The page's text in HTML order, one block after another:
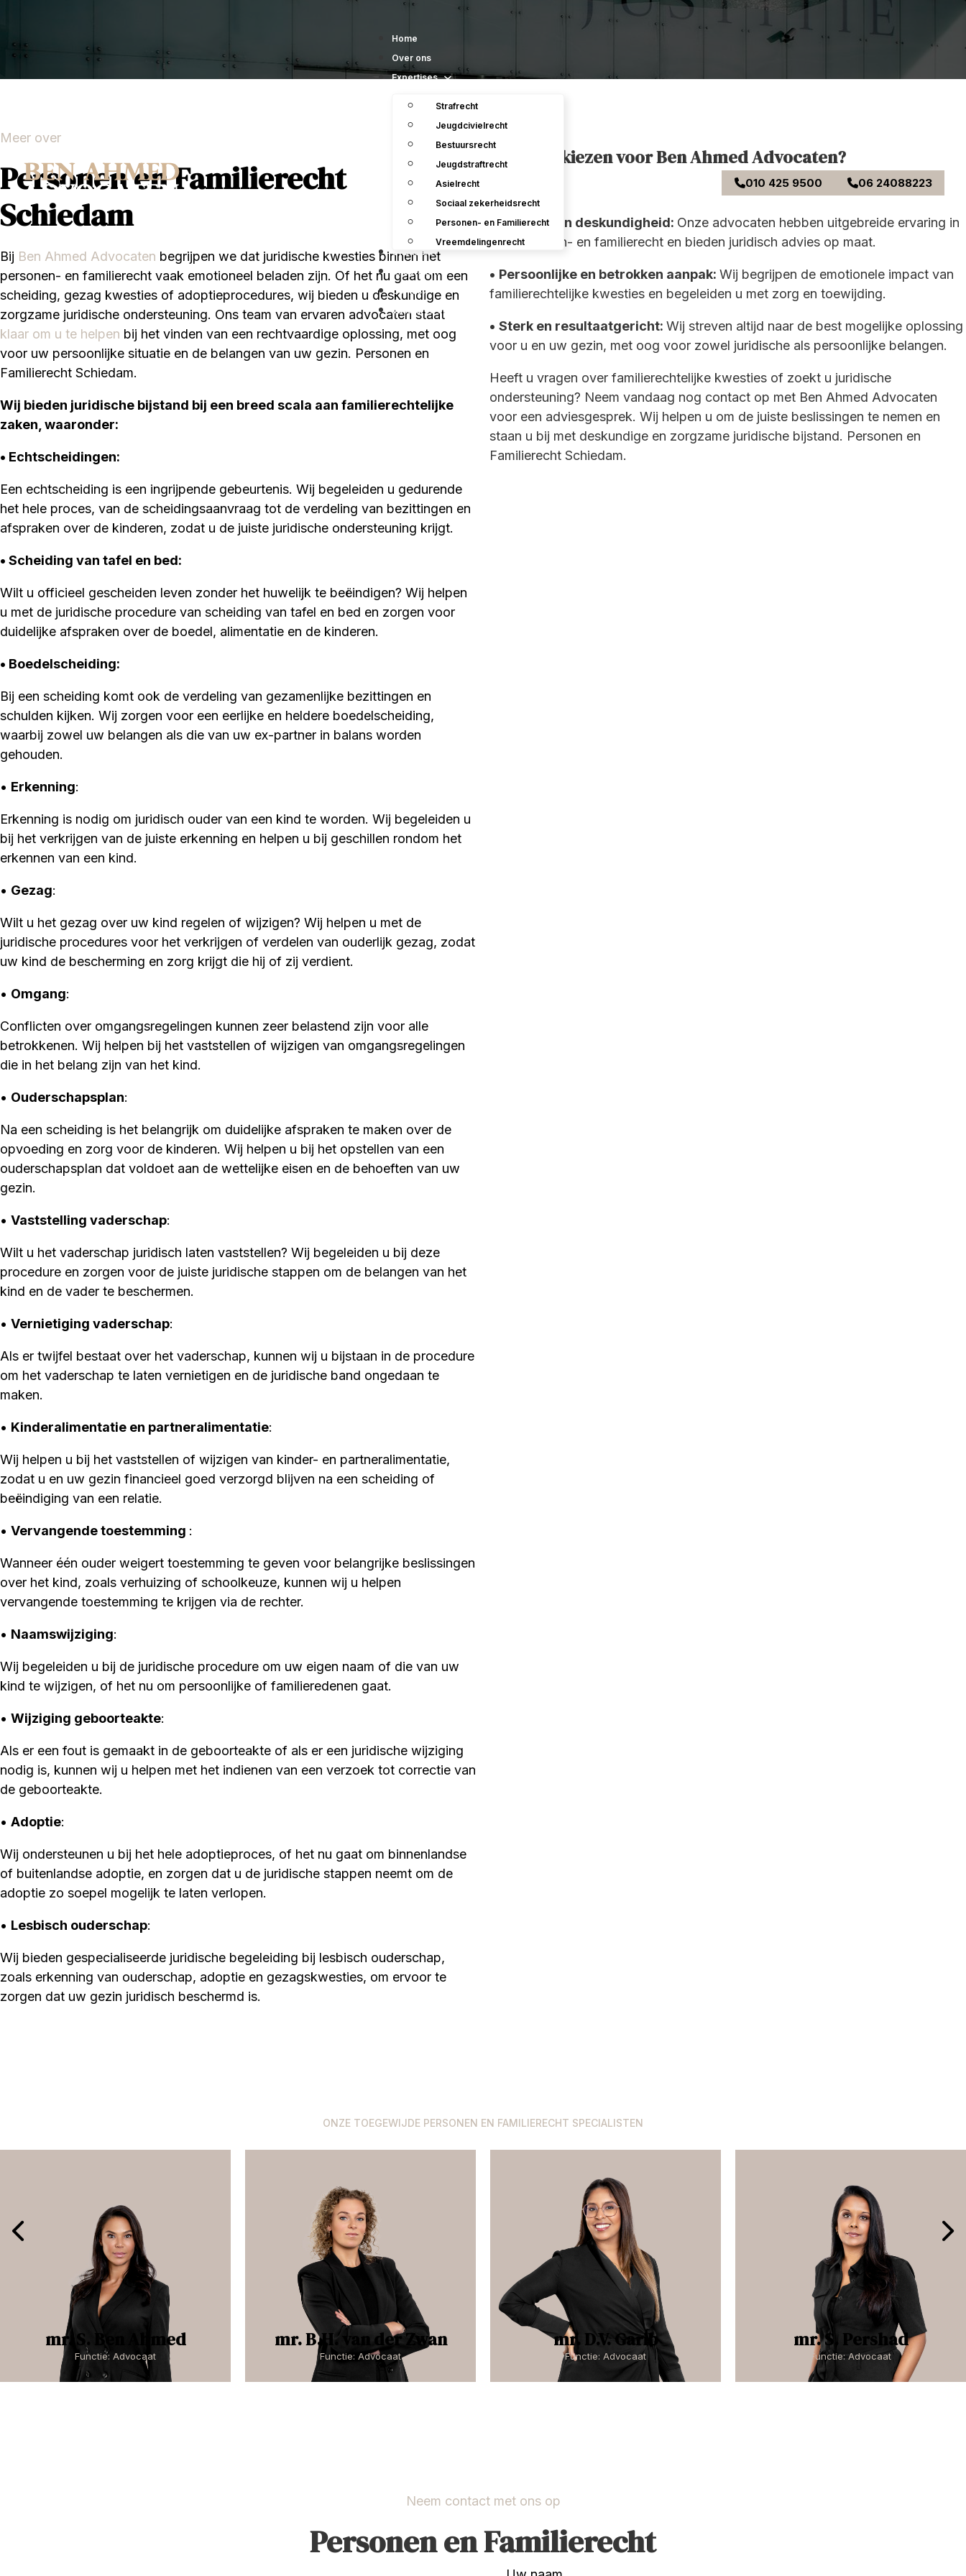
Home
Over ons
Expertises
Strafrecht
Jeugdcivielrecht
Bestuursrecht
Jeugdstraftrecht
Asielrecht
Sociaal zekerheidsrecht
Personen- en Familierecht
Vreemdelingenrecht
Ons team
Uitspraken
Contact
Vacatures en Stageplaats
010 425 9500 06 24088223
Meer over
Personen en Familierecht
Schiedam
Bij Ben Ahmed Advocaten begrijpen we dat juridische kwesties binnen het
personen- en familierecht vaak emotioneel beladen zijn. Of het nu gaat om een
scheiding, gezag kwesties of adoptieprocedures, wij bieden u deskundige en
zorgzame juridische ondersteuning. Ons team van ervaren advocaten staat
klaar om u te helpen bij het vinden van een rechtvaardige oplossing, met oog
voor uw persoonlijke situatie en de belangen van uw gezin. Personen en
Familierecht Schiedam.
Wij bieden juridische bijstand bij een breed scala aan familierechtelijke
zaken, waaronder:
• Echtscheidingen:
Een echtscheiding is een ingrijpende gebeurtenis. Wij begeleiden u gedurende
het hele proces, van de scheidingsaanvraag tot de verdeling van bezittingen en
afspraken over de kinderen, zodat u de juiste juridische ondersteuning krijgt.
• Scheiding van tafel en bed:
Wilt u officieel gescheiden leven zonder het huwelijk te beëindigen? Wij helpen
u met de juridische procedure van scheiding van tafel en bed en zorgen voor
duidelijke afspraken over de boedel, alimentatie en de kinderen.
• Boedelscheiding:
Bij een scheiding komt ook de verdeling van gezamenlijke bezittingen en
schulden kijken. Wij zorgen voor een eerlijke en heldere boedelscheiding,
waarbij zowel uw belangen als die van uw ex-partner in balans worden
gehouden.
• Erkenning:
Erkenning is nodig om juridisch ouder van een kind te worden. Wij begeleiden u
bij het verkrijgen van de juiste erkenning en helpen u bij geschillen rondom het
erkennen van een kind.
• Gezag:
Wilt u het gezag over uw kind regelen of wijzigen? Wij helpen u met de
juridische procedures voor het verkrijgen of verdelen van ouderlijk gezag, zodat
uw kind de bescherming en zorg krijgt die hij of zij verdient.
• Omgang:
Conflicten over omgangsregelingen kunnen zeer belastend zijn voor alle
betrokkenen. Wij helpen bij het vaststellen of wijzigen van omgangsregelingen
die in het belang zijn van het kind.
• Ouderschapsplan:
Na een scheiding is het belangrijk om duidelijke afspraken te maken over de
opvoeding en zorg voor de kinderen. Wij helpen u bij het opstellen van een
ouderschapsplan dat voldoet aan de wettelijke eisen en de behoeften van uw
gezin.
• Vaststelling vaderschap:
Wilt u het vaderschap juridisch laten vaststellen? Wij begeleiden u bij deze
procedure en zorgen voor de juiste juridische stappen om de belangen van het
kind en de vader te beschermen.
• Vernietiging vaderschap:
Als er twijfel bestaat over het vaderschap, kunnen wij u bijstaan in de procedure
om het vaderschap te laten vernietigen en de juridische band ongedaan te
maken.
• Kinderalimentatie en partneralimentatie:
Wij helpen u bij het vaststellen of wijzigen van kinder- en partneralimentatie,
zodat u en uw gezin financieel goed verzorgd blijven na een scheiding of
beëindiging van een relatie.
• Vervangende toestemming :
Wanneer één ouder weigert toestemming te geven voor belangrijke beslissingen
over het kind, zoals verhuizing of schoolkeuze, kunnen wij u helpen
vervangende toestemming te krijgen via de rechter.
• Naamswijziging:
Wij begeleiden u bij de juridische procedure om uw eigen naam of die van uw
kind te wijzigen, of het nu om persoonlijke of familieredenen gaat.
• Wijziging geboorteakte:
Als er een fout is gemaakt in de geboorteakte of als er een juridische wijziging
nodig is, kunnen wij u helpen met het indienen van een verzoek tot correctie van
de geboorteakte.
• Adoptie:
Wij ondersteunen u bij het hele adoptieproces, of het nu gaat om binnenlandse
of buitenlandse adoptie, en zorgen dat u de juridische stappen neemt om de
adoptie zo soepel mogelijk te laten verlopen.
• Lesbisch ouderschap:
Wij bieden gespecialiseerde juridische begeleiding bij lesbisch ouderschap,
zoals erkenning van ouderschap, adoptie en gezagskwesties, om ervoor te
zorgen dat uw gezin juridisch beschermd is.
Waarom kiezen voor Ben Ahmed Advocaten?
• Ervaring en deskundigheid: Onze advocaten hebben uitgebreide ervaring in
het personen- en familierecht en bieden juridisch advies op maat.
• Persoonlijke en betrokken aanpak: Wij begrijpen de emotionele impact van
familierechtelijke kwesties en begeleiden u met zorg en toewijding.
• Sterk en resultaatgericht: Wij streven altijd naar de best mogelijke oplossing
voor u en uw gezin, met oog voor zowel juridische als persoonlijke belangen.
Heeft u vragen over familierechtelijke kwesties of zoekt u juridische
ondersteuning? Neem vandaag nog contact op met Ben Ahmed Advocaten
voor een adviesgesprek. Wij helpen u om de juiste beslissingen te nemen en
staan u bij met deskundige en zorgzame juridische bijstand. Personen en
Familierecht Schiedam.
ONZE TOEGEWIJDE PERSONEN EN FAMILIERECHT SPECIALISTEN
mr. S. Ben Ahmed
Functie: Advocaat
mr. B.H. van der Zwan
Functie: Advocaat
mr. D.V. Garib
Functie: Advocaat
mr. S. Pershad
Functie: Advocaat
Neem contact met ons op
Personen en Familierecht